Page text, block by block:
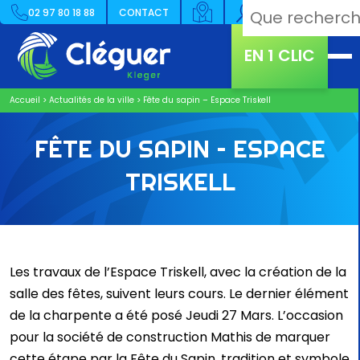
02 97 80 18 88 CONTACT
EN 1 CLIC
Accueil > Actualités de la ville > Fête du sapin – Espace Triskell
FÊTE DU SAPIN – ESPACE
TRISKELL
Les travaux de l’Espace Triskell, avec la création de la
salle des fêtes, suivent leurs cours. Le dernier élément
de la charpente a été posé Jeudi 27 Mars. L’occasion
pour la société de construction Mathis de marquer